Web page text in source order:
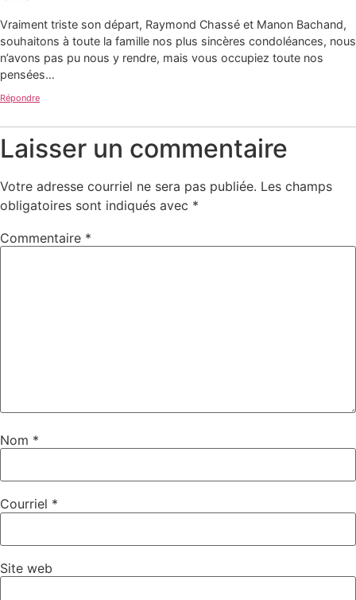
Vraiment triste son départ, Raymond Chassé et Manon Bachand,
souhaitons à toute la famille nos plus sincères condoléances, nous
n’avons pas pu nous y rendre, mais vous occupiez toute nos
pensées…
Répondre
Laisser un commentaire
Votre adresse courriel ne sera pas publiée. Les champs
obligatoires sont indiqués avec *
Commentaire *
Nom *
Courriel *
Site web